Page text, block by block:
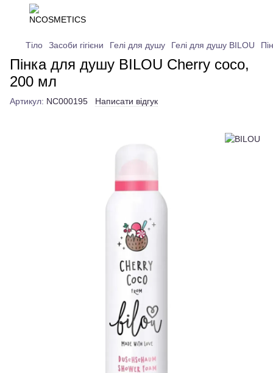
Тіло Засоби гігієни Гелі для душу Гелі для душу BILOU
Пінка для душу BILOU Cherry coco,
200 мл
Артикул: NC000195 Написати відгук